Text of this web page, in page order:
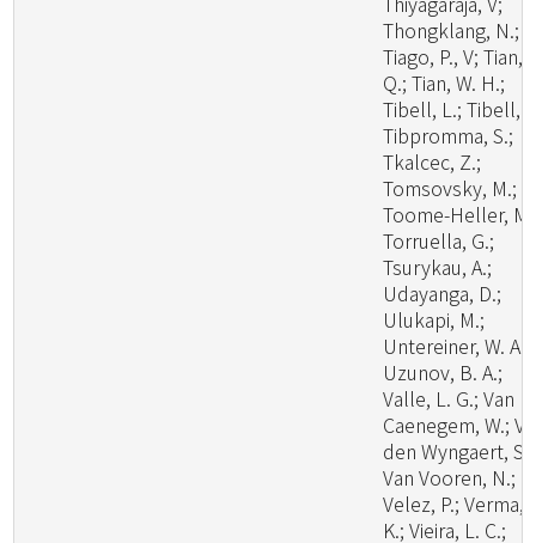
Thongklang, N.;
Tiago, P., V; Tian,
Q.; Tian, W. H.;
Tibell, L.; Tibell,
Tibpromma, S.;
Tkalcec, Z.;
Tomsovsky, M.;
Toome-Heller,
Torruella, G.;
Tsurykau, A.;
Udayanga, D.;
Ulukapi, M.;
Untereiner, W. A.;
Uzunov, B. A.;
Valle, L. G.; Van
Caenegem, W.;
den Wyngaert, S.;
Van Vooren, N.;
Velez, P.; Verma,
K.; Vieira, L. C.;